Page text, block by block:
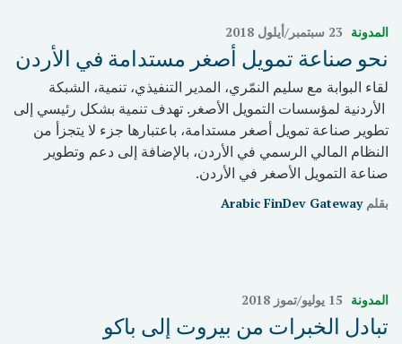
المدونة 23 سبتمبر/أيلول 2018
نحو صناعة تمويل أصغر مستدامة في الأردن
لقاء البوابة مع سليم النمّري، المدير التنفيذي، تنمية، الشبكة
الأردنية لمؤسسات التمويل الأصغر. تهدف تنمية بشكل رئيسي إلى
تطوير صناعة تمويل أصغر مستدامة، باعتبارها جزء لا يتجزأ من
النظام المالي الرسمي في الأردن، بالإضافة إلى دعم وتطوير
صناعة التمويل الأصغر في الأردن.
بقلمArabic FinDev Gateway
المدونة 15 يوليو/تموز 2018
تبادل الخبرات من بيروت إلى باكو